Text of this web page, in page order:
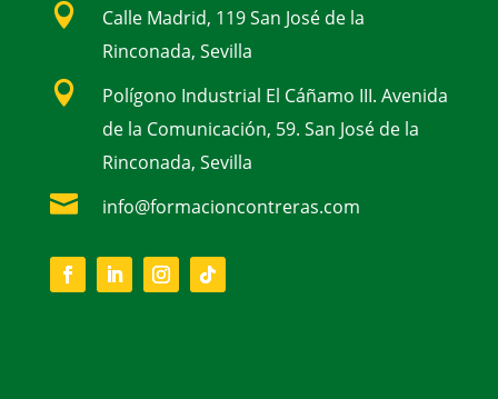

Calle Madrid, 119 San José de la
Rinconada, Sevilla

Polígono Industrial El Cáñamo III. Avenida
de la Comunicación, 59. San José de la
Rinconada, Sevilla
 info@formacioncontreras.com